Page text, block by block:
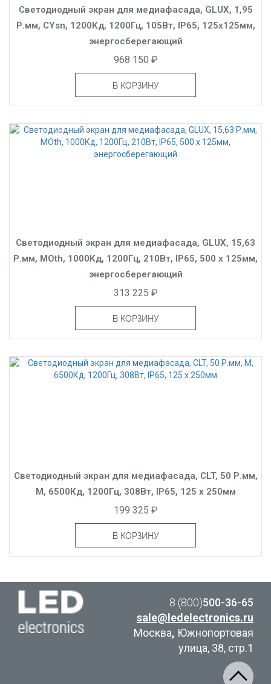
Светодиодный экран для медиафасада, GLUX, 1,95
Р.мм, CYsn, 1200Кд, 1200Гц, 105Вт, IP65, 125x125мм,
энергосберегающий
968 150 ₽
В КОРЗИНУ
Светодиодный экран для медиафасада, GLUX, 15,63
Р.мм, MOth, 1000Кд, 1200Гц, 210Вт, IP65, 500 x 125мм,
энергосберегающий
313 225 ₽
В КОРЗИНУ
Светодиодный экран для медиафасада, CLT, 50 Р.мм,
М, 6500Кд, 1200Гц, 308Вт, IP65, 125 x 250мм
199 325 ₽
В КОРЗИНУ
8 (800)500-36-65
sale@ledelectronics.ru
Москва, Южнопортовая
улица, 38, стр.1